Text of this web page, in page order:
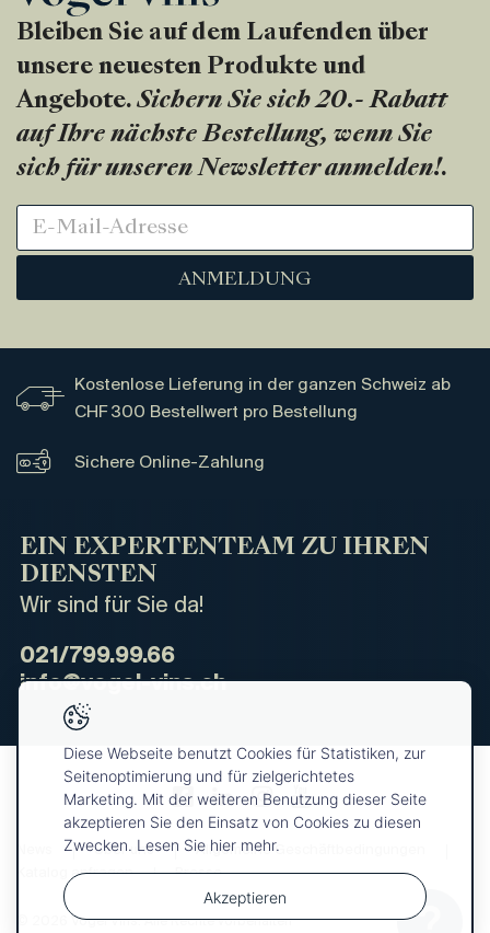
Bleiben Sie auf dem Laufenden über
unsere neuesten Produkte und
Angebote. Sichern Sie sich 20.- Rabatt
auf Ihre nächste Bestellung, wenn Sie
sich für unseren Newsletter anmelden!.
ANMELDUNG
Kostenlose Lieferung in der ganzen Schweiz ab
CHF 300 Bestellwert pro Bestellung
Sichere Online-Zahlung
EIN EXPERTENTEAM ZU IHREN
DIENSTEN
Wir sind für Sie da!
021/799.99.66
info@vogel-vins.ch
Über uns
Allgemeine Geschäftbedingungen
Katalog anfragen
Presse
© 2026 Vogel Vins. Alle Rechte vorbehalten
Ihre
Diese Webseite benutzt Cookies für Statistiken, zur
Seitenoptimierung und für zielgerichtetes
Marketing. Mit der weiteren Benutzung dieser Seite
akzeptieren Sie den Einsatz von Cookies zu diesen
Zwecken. Lesen Sie hier mehr.
Akzeptieren